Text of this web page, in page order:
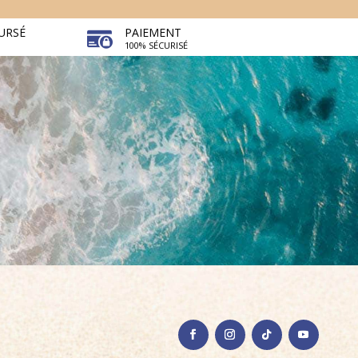
PAIEMENT
100% SÉCURISÉ